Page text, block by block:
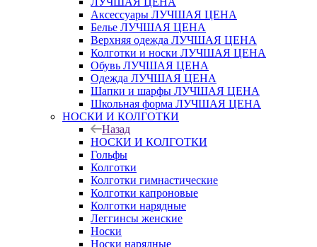
Аксессуары ЛУЧШАЯ ЦЕНА
Белье ЛУЧШАЯ ЦЕНА
Верхняя одежда ЛУЧШАЯ ЦЕНА
Колготки и носки ЛУЧШАЯ ЦЕНА
Обувь ЛУЧШАЯ ЦЕНА
Одежда ЛУЧШАЯ ЦЕНА
Шапки и шарфы ЛУЧШАЯ ЦЕНА
Школьная форма ЛУЧШАЯ ЦЕНА
НОСКИ И КОЛГОТКИ
Назад
НОСКИ И КОЛГОТКИ
Гольфы
Колготки
Колготки гимнастические
Колготки капроновые
Колготки нарядные
Леггинсы женские
Носки
Носки нарядные